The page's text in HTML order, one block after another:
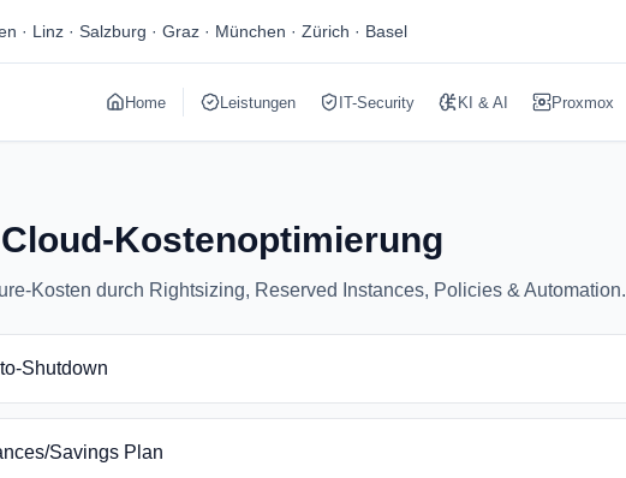
· Linz · Salzburg · Graz · München · Zürich · Basel
Home Leistungen IT-Security KI & AI Proxmox
Kostenoptimierung
Kosten durch Rightsizing, Reserved Instances, Policies & Automation.
Shutdown
Savings Plan